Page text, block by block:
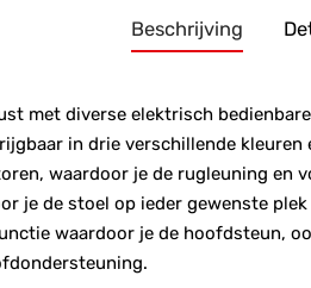
Beschrijving
met diverse elektrisch
in drie verschillende
waardoor je de rugleuning en
je de stoel op ieder gewenste
waardoor je de hoofdsteun,